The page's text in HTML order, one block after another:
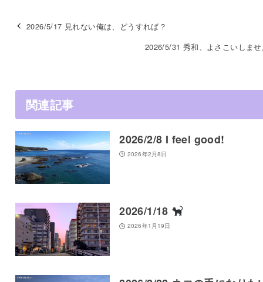
2026/5/17 見れない俺は、どうすれば？
2026/5/31 秀和、よさこいしま
関連記事
2026/2/8 I feel good!
2026年2月8日
2026/1/18
2026年1月19日